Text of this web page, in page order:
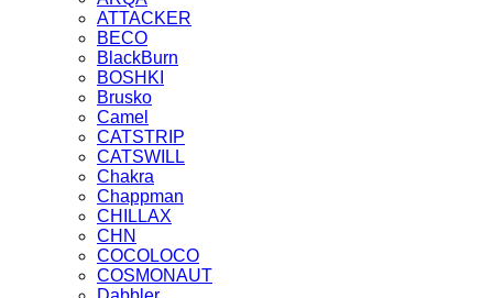
ATTACKER
BECO
BlackBurn
BOSHKI
Brusko
Camel
CATSTRIP
CATSWILL
Chakra
Chappman
CHILLAX
CHN
COCOLOCO
COSMONAUT